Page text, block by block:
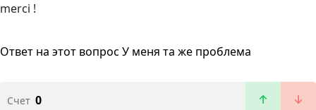
merci !
Ответ на этот вопрос У меня та же проблема
Счет 0